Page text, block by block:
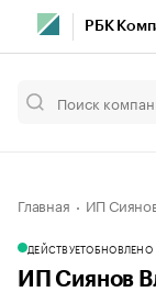
РБК
Главная ИП
ДЕЙСТВУЕТОБНОВЛЕНО
ИП Сиянов